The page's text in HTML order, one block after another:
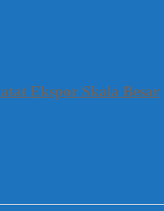
Ekspor Skala Besar